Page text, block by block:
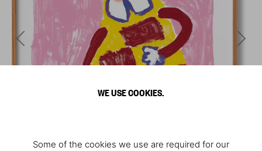
WE USE COOKIES.
Some of the cookies we use are required for our